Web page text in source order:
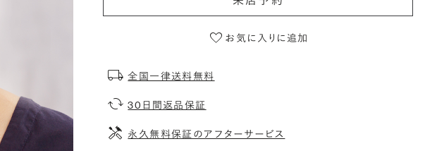
お気に入りに追加
全国一律送料無料
30日間返品保証
永久無料保証のアフターサービス